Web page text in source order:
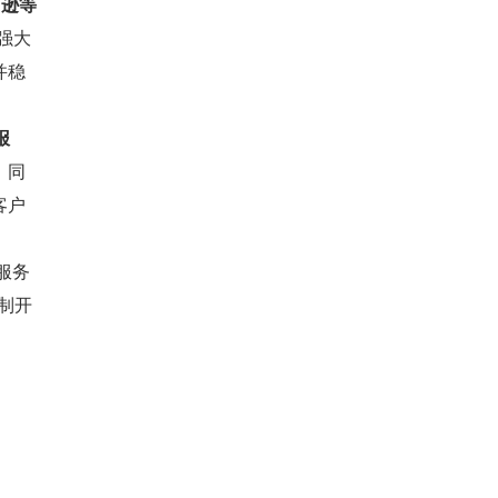
大
稳
同
户
务
开